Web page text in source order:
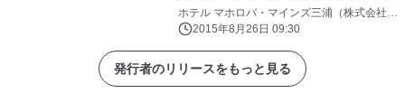
京都民、群馬・茨城・埼玉・山梨県民
限定、クアパークも半額でお得～
ホテル マホロバ・マインズ三浦（株式会社四
季の自然舎）
2015年8月26日 09:30
発行者のリリースをもっと見る